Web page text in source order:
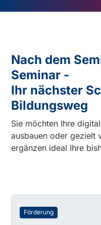
Nach dem
Seminar -
Ihr nächster
Bildungsweg
Sie möchten Ihre
ausbauen oder gezielt
ergänzen ideal Ihre
Förderung